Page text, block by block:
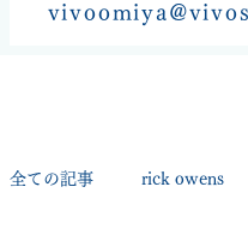
全ての記事 rick owens